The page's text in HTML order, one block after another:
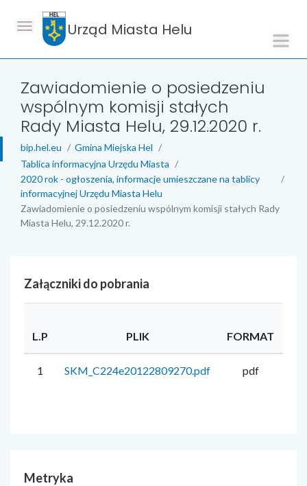
Urząd Miasta Helu
Zawiadomienie o posiedzeniu
wspólnym komisji stałych
Rady Miasta Helu, 29.12.2020 r.
bip.hel.eu
Gmina Miejska Hel
Tablica informacyjna Urzędu Miasta
2020 rok - ogłoszenia, informacje umieszczane na tablicy
informacyjnej Urzędu Miasta Helu
Zawiadomienie o posiedzeniu wspólnym komisji stałych Rady
Miasta Helu, 29.12.2020 r.
Załączniki do pobrania
L.P PLIK FORMAT
1 SKM_C224e20122809270.pdf pdf
Metryka